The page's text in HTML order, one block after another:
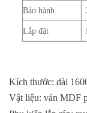
Bảo hành
Lắp đặt
Kích thước: dài
Vật liệu: ván MDF